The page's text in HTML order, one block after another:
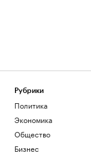
Рубрики
Политика
Экономика
Общество
Бизнес